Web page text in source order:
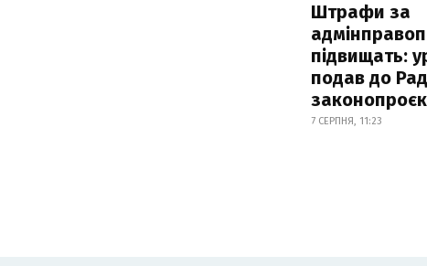
Штрафи за
підвищать:
подав до
7 СЕРПНЯ, 11:23